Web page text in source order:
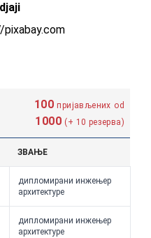
100 пријављених od
1000 (+ 10 резерва)
ЗВАЊЕ
дипломирани инжењер
архитектуре
дипломирани инжењер
архитектуре